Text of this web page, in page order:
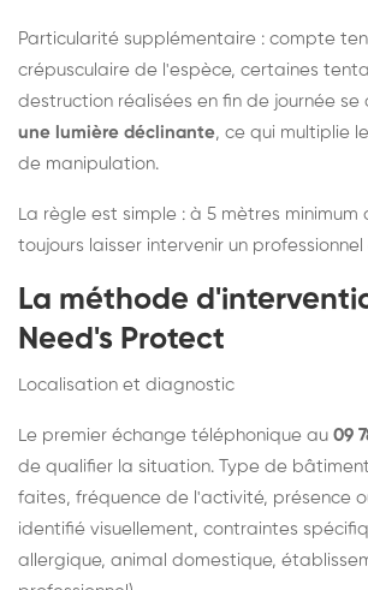
Particularité supplémentaire : compte
crépusculaire de l'espèce, certaines
destruction réalisées en fin de journée se
une lumière déclinante, ce qui multiplie
de manipulation.
La règle est simple : à 5 mètres minimum
toujours laisser intervenir un professionnel
La méthode
Need's Protect
Localisation et diagnostic
Le premier échange téléphonique au 09
de qualifier la situation. Type de
faites, fréquence de l'activité, présence
identifié visuellement, contraintes
allergique, animal domestique,